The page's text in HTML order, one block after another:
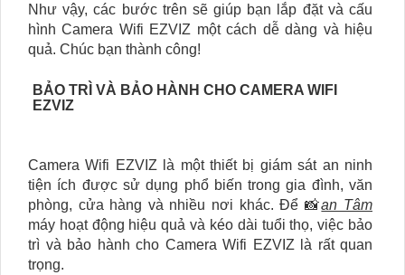
Như vậy, các bước trên sẽ giúp bạn lắp đặt và cấu
hình Camera Wifi EZVIZ một cách dễ dàng và hiệu
quả. Chúc bạn thành công!
BẢO TRÌ VÀ BẢO HÀNH CHO CAMERA WIFI
EZVIZ
Camera Wifi EZVIZ là một thiết bị giám sát an ninh
tiện ích được sử dụng phổ biến trong gia đình, văn
phòng, cửa hàng và nhiều nơi khác. Để 📸an Tâm
máy hoạt động hiệu quả và kéo dài tuổi thọ, việc bảo
trì và bảo hành cho Camera Wifi EZVIZ là rất quan
trọng.